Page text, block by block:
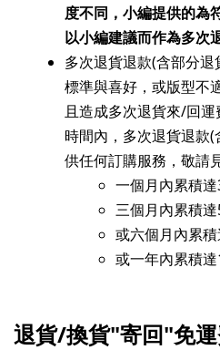
度不同，小編提供的為
以小編建議而作為多次
多次退貨退款(含部分
標準與喜好，或版型不
且造成多次退貨來/回
時間內，多次退貨退款(
供任何訂購服務，敬請見
一個月內累積
三個月內累積
或六個月內累
或一年內累積
退貨/換貨"寄回"免